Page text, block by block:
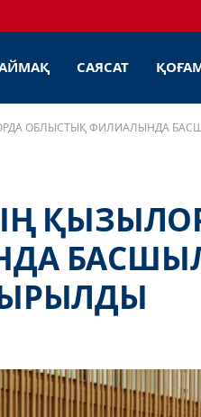
САЯСАТ
ОБЛЫСТЫҚ ФИЛИАЛЫНДА